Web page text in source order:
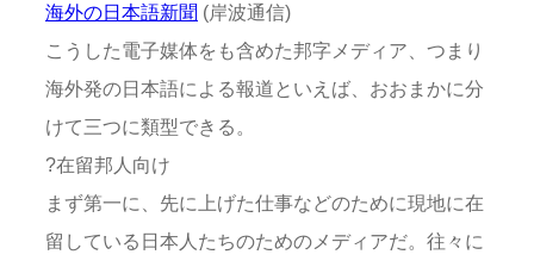
海外の日本語新聞 (岸波通信)
こうした電子媒体をも含めた邦字メディア、つまり
海外発の日本語による報道といえば、おおまかに分
けて三つに類型できる。
?在留邦人向け
まず第一に、先に上げた仕事などのために現地に在
留している日本人たちのためのメディアだ。往々に